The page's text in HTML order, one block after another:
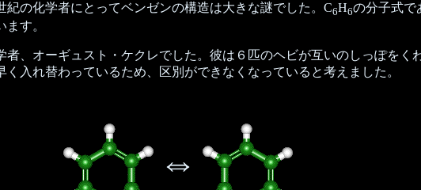
の化学者にとってベンゼンの構造は大きな謎でした。C6H6の分子式で
す。
、オーギュスト・ケクレでした。彼は６匹のヘビが互いのしっぽを
入れ替わっているため、区別ができなくなっていると考えました。
⇔